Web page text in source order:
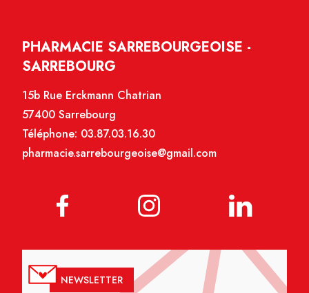
PHARMACIE SARREBOURGEOISE -
SARREBOURG
15b Rue Erckmann Chatrian
57400 Sarrebourg
Téléphone: 03.87.03.16.30
pharmacie.sarrebourgeoise@gmail.com
NEWSLETTER